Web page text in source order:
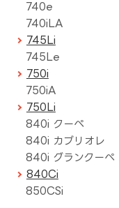
740e
740iLA
745Li
745Le
750i
750iA
750Li
840i クーペ
840i カブリオレ
840i グランクーペ
840Ci
850CSi